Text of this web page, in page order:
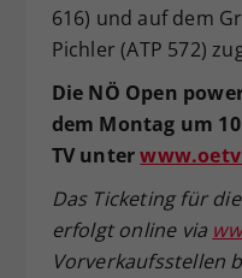
616) und auf dem
Pichler (ATP 572)
Die NÖ Open
dem Montag um
TV unter
Das Ticketing für
erfolgt online via
Vorverkaufsstellen